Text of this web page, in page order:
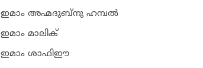
ഇമാം അഹ്മദുബ്‌നു ഹമ്പല്‍
ഇമാം മാലിക്
ഇമാം ശാഫിഈ